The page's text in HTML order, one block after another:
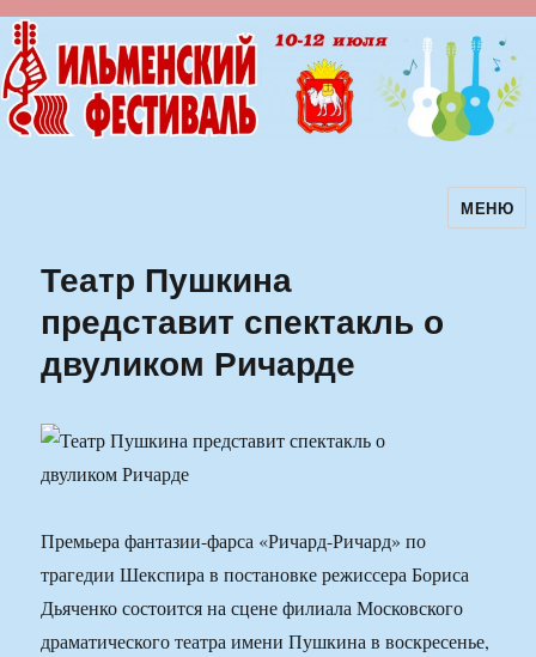
Ильменский фестиваль авторскойМЕНЮ
Театр Пушкина
представит спектакль о
двуликом Ричарде
Премьера фантазии-фарса «Ричард-Ричард» по
трагедии Шекспира в постановке режиссера Бориса
Дьяченко состоится на сцене филиала Московского
драматического театра имени Пушкина в воскресенье,